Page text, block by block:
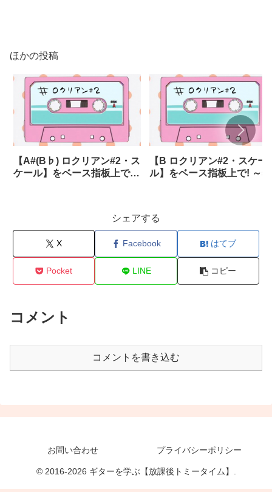
ほかの投稿
【A#(B♭) ロクリアン#2・ス
ケール】をベース指板上で!
【B ロクリアン#2・スケー
ル】をベース指板上で! ～5
シェアする
X Facebook はてブ
Pocket LINE コピー
コメント
コメントを書き込む
お問い合わせ プライバシーポリシー
© 2016-2026 ギターを学ぶ【放課後トミータイム】.